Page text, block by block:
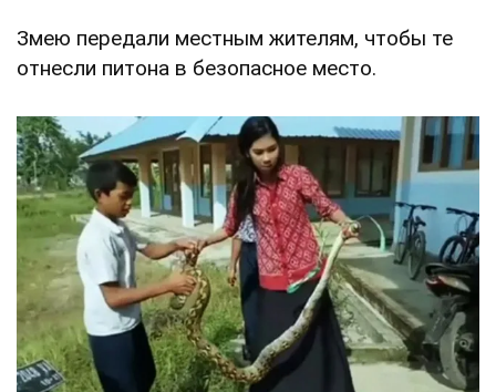
Змею передали местным жителям, чтобы те
отнесли питона в безопасное место.